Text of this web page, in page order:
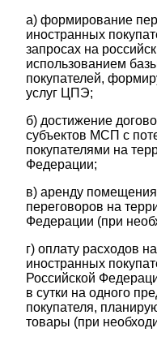
а) формирование
иностранных
запросах на
использованием
покупателей,
услуг ЦПЭ;
б) достижение
субъектов МСП с
покупателями на
Федерации;
в) аренду
переговоров на
Федерации (при
г) оплату расходов
иностранных
Российской
в сутки на одного
покупателя,
товары (при